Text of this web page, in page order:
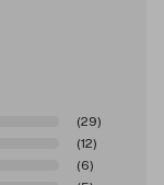
(29)
(12)
(6)